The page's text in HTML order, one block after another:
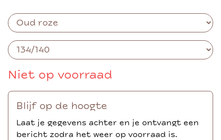
Niet op voorraad
Blijf op de hoogte
Laat je gegevens achter en je ontvangt een
bericht zodra het weer op voorraad is.